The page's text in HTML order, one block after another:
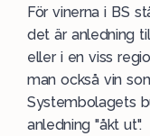
För vinerna i BS
det är anledning
eller i en viss
man också vin
Systembolagets
anledning "åkt